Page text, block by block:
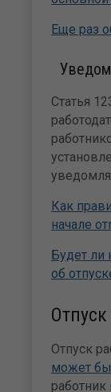
Еще раз
Статья
Как
начале
Будет ли
об
Отпуск
может